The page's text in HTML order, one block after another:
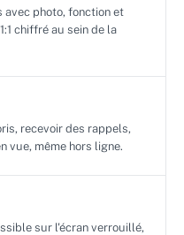
avec photo, fonction et
chiffré au sein de la
recevoir des rappels,
vue, même hors ligne.
sur l'écran verrouillé,